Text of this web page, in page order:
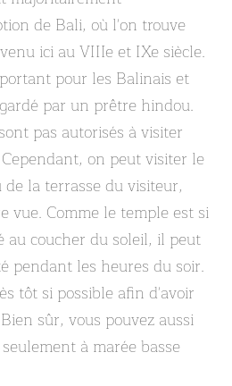
de Bali, où l'on trouve
ici au VIIIe et IXe siècle.
pour les Balinais et
par un prêtre hindou.
pas autorisés à visiter
on peut visiter le
la terrasse du visiteur,
vue. Comme le temple est si
au coucher du soleil, il peut
pendant les heures du soir.
tôt si possible afin d'avoir
sûr, vous pouvez aussi
à marée basse